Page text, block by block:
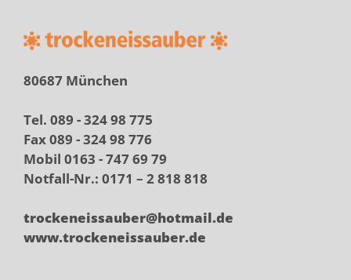
80687 München
Tel. 089 - 324 98 775
Fax 089 - 324 98 776
Mobil 0163 - 747 69 79
Notfall-Nr.: 0171 – 2 818 818
trockeneissauber@hotmail.de
www.trockeneissauber.de